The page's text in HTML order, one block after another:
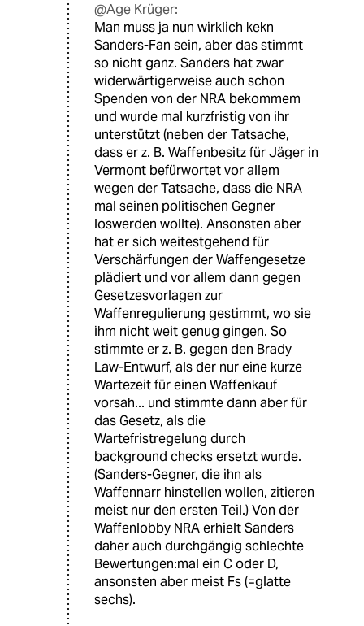
@Age Krüger:
Man muss ja nun wirklich kekn
Sanders-Fan sein, aber das stimmt
so nicht ganz. Sanders hat zwar
widerwärtigerweise auch schon
Spenden von der NRA bekommem
und wurde mal kurzfristig von ihr
unterstützt (neben der Tatsache,
dass er z. B. Waffenbesitz für Jäger in
Vermont befürwortet vor allem
wegen der Tatsache, dass die NRA
mal seinen politischen Gegner
loswerden wollte). Ansonsten aber
hat er sich weitestgehend für
Verschärfungen der Waffengesetze
plädiert und vor allem dann gegen
Gesetzesvorlagen zur
Waffenregulierung gestimmt, wo sie
ihm nicht weit genug gingen. So
stimmte er z. B. gegen den Brady
Law-Entwurf, als der nur eine kurze
Wartezeit für einen Waffenkauf
vorsah... und stimmte dann aber für
das Gesetz, als die
Wartefristregelung durch
background checks ersetzt wurde.
(Sanders-Gegner, die ihn als
Waffennarr hinstellen wollen, zitieren
meist nur den ersten Teil.) Von der
Waffenlobby NRA erhielt Sanders
daher auch durchgängig schlechte
Bewertungen:mal ein C oder D,
ansonsten aber meist Fs (=glatte
sechs).